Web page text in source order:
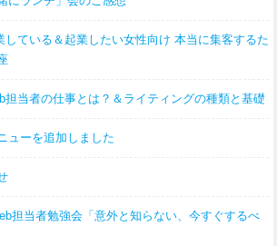
している＆起業したい女性向け 本当に集客するた
担当者の仕事とは？＆ライティングの種類と基礎
ューを追加しました
担当者勉強会「意外と知らない、今すぐするべ